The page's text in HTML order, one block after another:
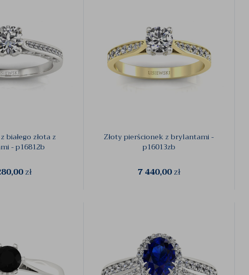
białego złota z
- p16812b
zł
Złoty pierścionek z brylantami -
p16013zb
7 440,00zł